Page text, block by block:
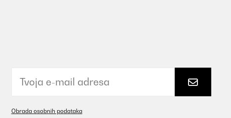
Obrada osobnih podataka